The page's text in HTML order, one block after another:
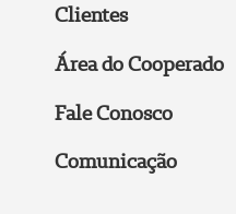
Clientes
Área do Cooperado
Fale Conosco
Comunicação